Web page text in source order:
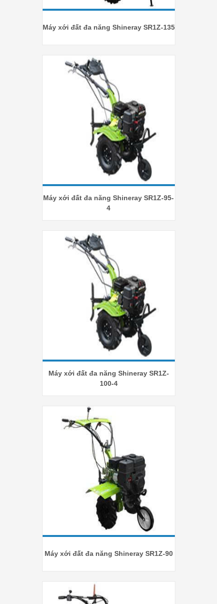
Máy xới đất đa năng Shineray SR1Z-135
Máy xới đất đa năng Shineray SR1Z-95-
4
Máy xới đất đa năng Shineray SR1Z-
100-4
Máy xới đất đa năng Shineray SR1Z-90